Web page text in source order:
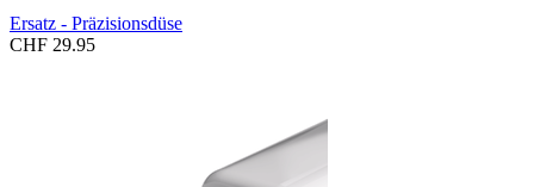
Ersatz - Präzisionsdüse
CHF 29.95